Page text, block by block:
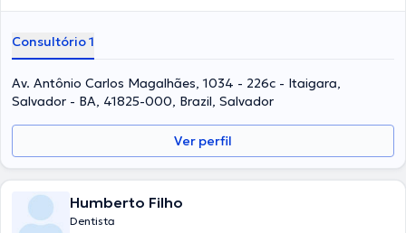
Consultório 1
Av. Antônio Carlos Magalhães, 1034 - 226c - Itaigara,
Salvador - BA, 41825-000, Brazil, Salvador
Ver perfil
Humberto Filho
Dentista